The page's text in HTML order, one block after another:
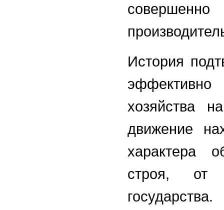
совершенно
История
хозяйства
движение
характера
строя, от